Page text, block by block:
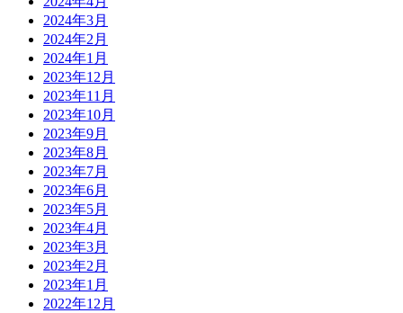
2024年3月
2024年2月
2024年1月
2023年12月
2023年11月
2023年10月
2023年9月
2023年8月
2023年7月
2023年6月
2023年5月
2023年4月
2023年3月
2023年2月
2023年1月
2022年12月